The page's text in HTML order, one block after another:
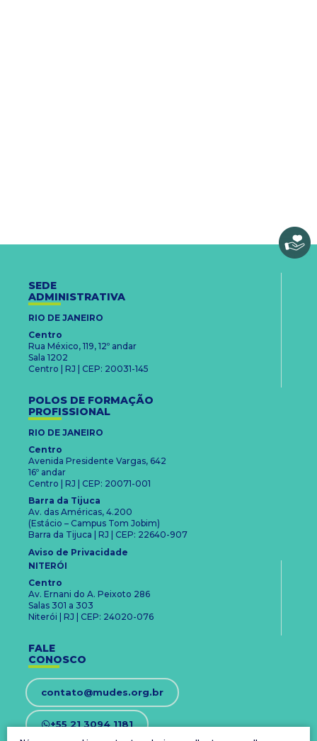
SEDE
ADMINISTRATIVA
RIO DE JANEIRO
Centro
Rua México, 119, 12º andar
Sala 1202
Centro | RJ | CEP: 20031-145
POLOS DE FORMAÇÃO
PROFISSIONAL
RIO DE JANEIRO
Centro
Avenida Presidente Vargas, 642
16º andar
Centro | RJ | CEP: 20071-001
Barra da Tijuca
Av. das Américas, 4.200
(Estácio – Campus Tom Jobim)
Barra da Tijuca | RJ | CEP: 22640-907
Aviso de Privacidade
NITERÓI
Centro
Av. Ernani do A. Peixoto 286
Salas 301 a 303
Niterói | RJ | CEP: 24020-076
FALE
CONOSCO
contato@mudes.org.br
+55 21 3094 1181